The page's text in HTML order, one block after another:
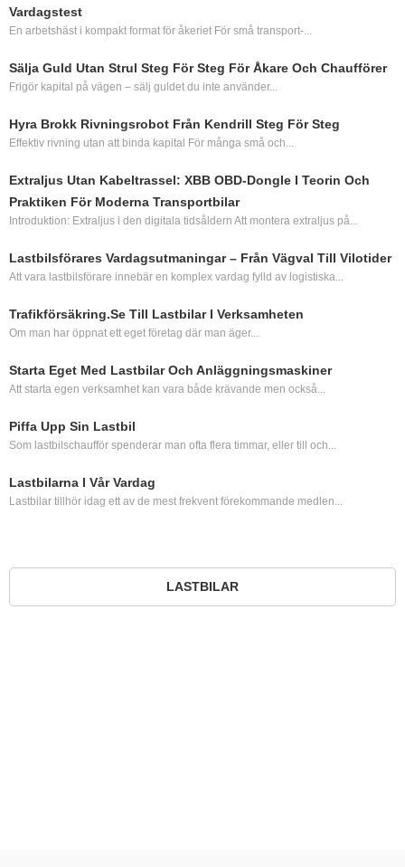
Vardagstest
En arbetshäst i kompakt format för åkeriet För små transport-...
Sälja Guld Utan Strul Steg För Steg För Åkare Och Chaufförer
Frigör kapital på vägen – sälj guldet du inte använder...
Hyra Brokk Rivningsrobot Från Kendrill Steg För Steg
Effektiv rivning utan att binda kapital För många små och...
Extraljus Utan Kabeltrassel: XBB OBD‑dongle I Teorin Och
Praktiken För Moderna Transportbilar
Introduktion: Extraljus i den digitala tidsåldern Att montera extraljus på...
Lastbilsförares Vardagsutmaningar – Från Vägval Till Vilotider
Att vara lastbilsförare innebär en komplex vardag fylld av logistiska...
Trafikförsäkring.se Till Lastbilar I Verksamheten
Om man har öppnat ett eget företag där man äger...
Starta Eget Med Lastbilar Och Anläggningsmaskiner
Att starta egen verksamhet kan vara både krävande men också...
Piffa Upp Sin Lastbil
Som lastbilschaufför spenderar man ofta flera timmar, eller till och...
Lastbilarna I Vår Vardag
Lastbilar tillhör idag ett av de mest frekvent förekommande medlen...
LASTBILAR